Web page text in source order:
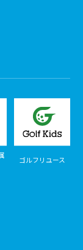
ゴルフリユース